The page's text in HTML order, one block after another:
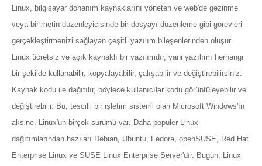
Linux, bilgisayar donanım kaynaklarını yöneten ve web'de gezinme
veya bir metin düzenleyicisinde bir dosyayı düzenleme gibi görevleri
gerçekleştirmenizi sağlayan çeşitli yazılım bileşenlerinden oluşur.
Linux ücretsiz ve açık kaynaklı bir yazılımdır, yani yazılımı herhangi
bir şekilde kullanabilir, kopyalayabilir, çalışabilir ve değiştirebilirsiniz.
Kaynak kodu ile dağıtılır, böylece kullanıcılar kodu görüntüleyebilir ve
değiştirebilir. Bu, tescilli bir işletim sistemi olan Microsoft Windows'ın
aksine. Linux'un birçok sürümü var. Daha popüler Linux
dağıtımlarından bazıları Debian, Ubuntu, Fedora, openSUSE, Red Hat
Enterprise Linux ve SUSE Linux Enterprise Server'dır. Bugün, Linux